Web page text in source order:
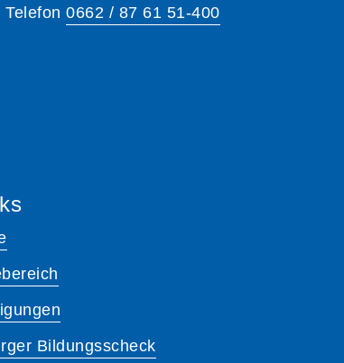
Telefon 0662 / 87 61 51-400
Bildungsscheck